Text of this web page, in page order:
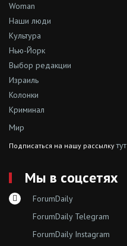
Woman
Наши люди
Культура
Нью-Йорк
Выбор редакции
Израиль
Колонки
Криминал
Мир
Подписаться на нашу рассылкутут
Мы в соцсетях
ForumDaily
ForumDaily Telegram
ForumDaily Instagram